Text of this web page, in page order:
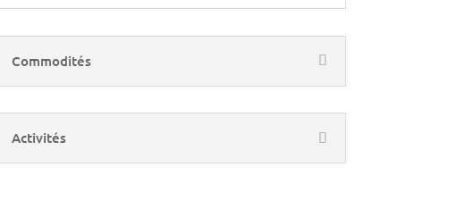
Commodités
Activités